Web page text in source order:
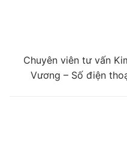
Chuyên viên tư vấn
Vương – Số điện